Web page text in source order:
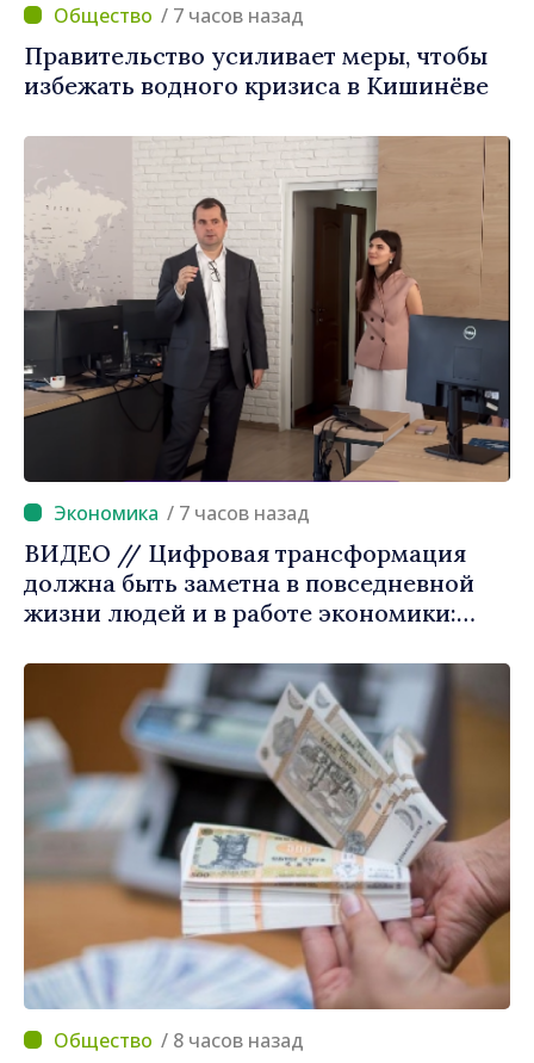
/ 7 часов назад
Правительство усиливает меры, чтобы
избежать водного кризиса в Кишинёве
/ 7 часов назад
ВИДЕО // Цифровая трансформация
должна быть заметна в повседневной
жизни людей и в работе экономики:
посетил Агентство электронного
управления
/ 8 часов назад